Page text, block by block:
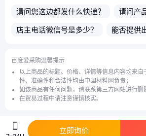
请问您这边都发什么快递？ 请问产
店主电话微信号是多少？ 能否提供
介绍下钒铁块的优势？
百度爱采购温馨提示
以上商品的标题、价格、详情等信息内容均来自
性、准确性和合法性均由中国材料网负责；
如该商品有任何问题，请联系第三方网站进行删
在贸易过程中请注意谨慎核实。
立即询价